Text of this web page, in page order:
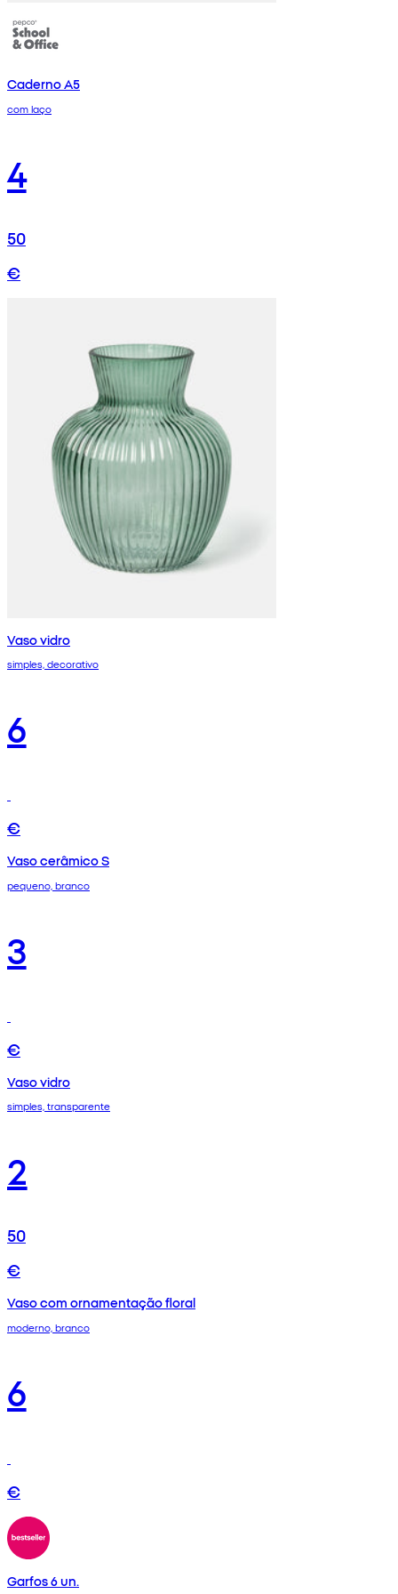
Caderno A5
com laço
4
50
€
Vaso vidro
simples, decorativo
6
€
Vaso cerâmico S
pequeno, branco
3
€
Vaso vidro
simples, transparente
2
50
€
Vaso com ornamentação floral
moderno, branco
6
€
Garfos 6 un.